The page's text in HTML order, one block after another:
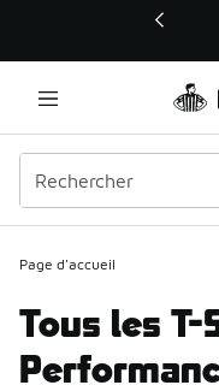
Ce lien ouvrira une
Page d'accueil
Tous les